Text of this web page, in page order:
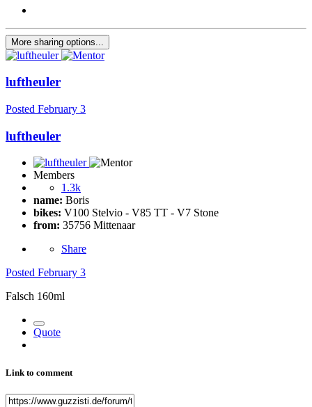
More sharing options...
luftheuler
Posted February 3
luftheuler
Members
1.3k
name: Boris
bikes: V100 Stelvio - V85 TT - V7 Stone
from: 35756 Mittenaar
Share
Posted February 3
Falsch 160ml
Quote
Link to comment